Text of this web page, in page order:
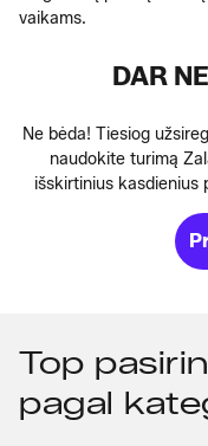
vaikams.
DAR
Ne bėda! Tiesiog
naudokite turimą
išskirtinius kasdienius
Top
pagal